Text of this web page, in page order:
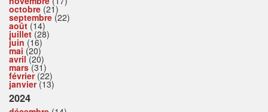
octobre (21)
septembre (22)
août (14)
juillet(28)
juin (16)
mai (20)
avril(20)
mars(31)
février(22)
janvier(13)
2024